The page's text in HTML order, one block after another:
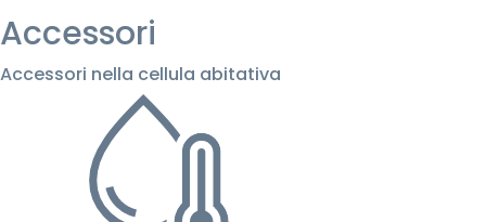
Accessori
Accessori nella cellula abitativa